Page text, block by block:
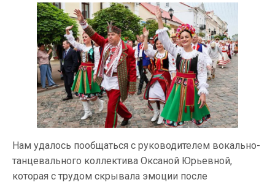
Нам удалось пообщаться с руководителем вокально-
танцевального коллектива Оксаной Юрьевной,
которая с трудом скрывала эмоции после